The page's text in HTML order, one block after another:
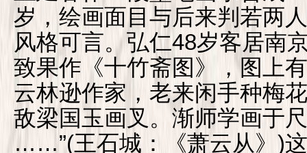
岁，绘画面目与后来判若两
风格可言。弘仁48岁客居南
致果作《十竹斋图》，图上
云林逊作家，老来闲手种梅
敌梁国玉画叉。渐师学画于
……”(王石城：《萧云从》)